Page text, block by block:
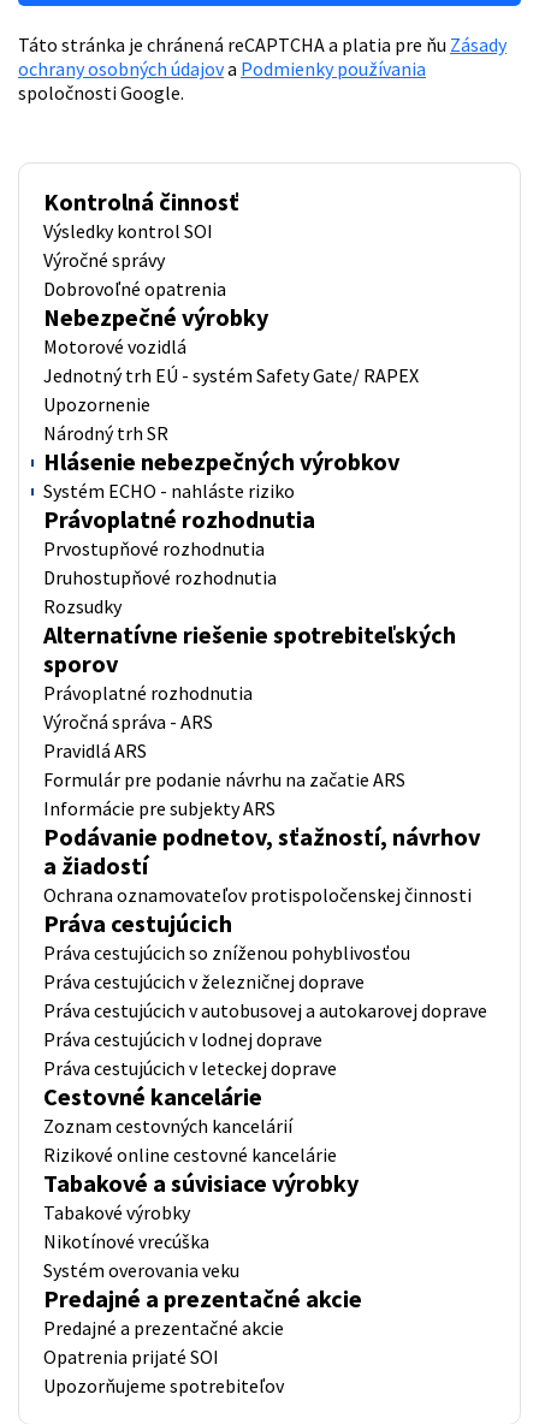
Táto stránka je chránená reCAPTCHA a platia pre ňu Zásady
ochrany osobných údajova Podmienky používania
spoločnosti Google.
Kontrolná činnosť
Výsledky kontrol SOI
Výročné správy
Dobrovoľné opatrenia
Nebezpečné výrobky
Motorové vozidlá
Jednotný trh EÚ - systém Safety Gate/ RAPEX
Upozornenie
Národný trh SR
Hlásenie nebezpečných výrobkov
Systém ECHO - nahláste riziko
Právoplatné rozhodnutia
Prvostupňové rozhodnutia
Druhostupňové rozhodnutia
Rozsudky
Alternatívne riešenie spotrebiteľských
sporov
Právoplatné rozhodnutia
Výročná správa - ARS
Pravidlá ARS
Formulár pre podanie návrhu na začatie ARS
Informácie pre subjekty ARS
Podávanie podnetov, sťažností, návrhov
a žiadostí
Ochrana oznamovateľov protispoločenskej činnosti
Práva cestujúcich
Práva cestujúcich so zníženou pohyblivosťou
Práva cestujúcich v železničnej doprave
Práva cestujúcich v autobusovej a autokarovej doprave
Práva cestujúcich v lodnej doprave
Práva cestujúcich v leteckej doprave
Cestovné kancelárie
Zoznam cestovných kancelárií
Rizikové online cestovné kancelárie
Tabakové a súvisiace výrobky
Tabakové výrobky
Nikotínové vrecúška
Systém overovania veku
Predajné a prezentačné akcie
Predajné a prezentačné akcie
Opatrenia prijaté SOI
Upozorňujeme spotrebiteľov